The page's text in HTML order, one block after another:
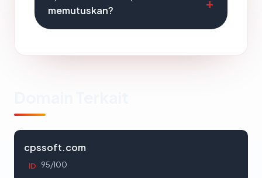
memutuskan?
cpssoft.com
ID 95/100